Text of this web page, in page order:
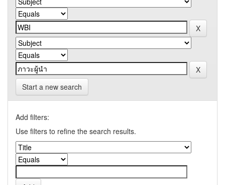
Start a new search
Add filters:
Use filters to refine the search results.